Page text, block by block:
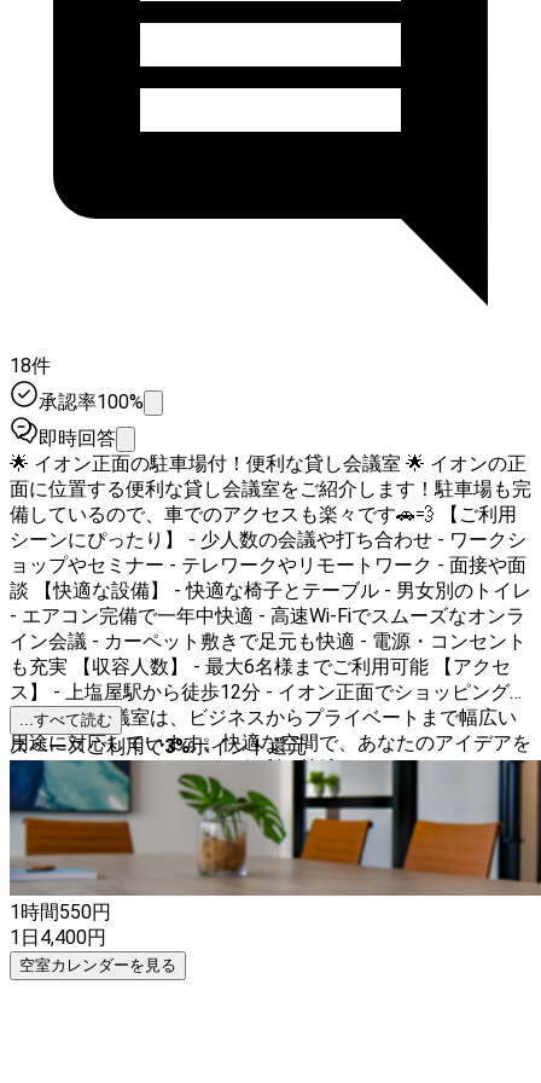
18件
承認率100%
即時回答
🌟 イオン正面の駐車場付！便利な貸し会議室 🌟 イオンの正
面に位置する便利な貸し会議室をご紹介します！駐車場も完
備しているので、車でのアクセスも楽々です🚗💨 【ご利用
シーンにぴったり】 - 少人数の会議や打ち合わせ - ワークシ
ョップやセミナー - テレワークやリモートワーク - 面接や面
談 【快適な設備】 - 快適な椅子とテーブル - 男女別のトイレ
- エアコン完備で一年中快適 - 高速Wi-Fiでスムーズなオンラ
イン会議 - カーペット敷きで足元も快適 - 電源・コンセント
も充実 【収容人数】 - 最大6名様までご利用可能 【アクセ
ス】 - 上塩屋駅から徒歩12分 - イオン正面でショッピングも
便利 この会議室は、ビジネスからプライベートまで幅広い
用途に対応しています。快適な空間で、あなたのアイデアを
形にしましょう！✨ ぜひ、便利で快適なこのスペースで、
素敵な時間をお過ごしください。お待ちしております！😊
...すべて読む
スペースご利用で3%ポイント還元
1時間550円
1日4,400円
空室カレンダーを見る